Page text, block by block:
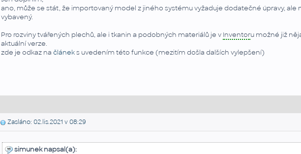
ano, může se stát, že importovaný model z jiného systému vyžaduje dodatečné úpravy, ale
vybavený.
Pro rozviny tvářených plechů, ale i tkanin a podobných materiálů je v Inventoru možné již
aktuální verze.
zde je odkaz na článeks uvedením této funkce (mezitím došla dalších vylepšení)
Zasláno: 02.lis.2021 v 08:29
simunek napsal(a):